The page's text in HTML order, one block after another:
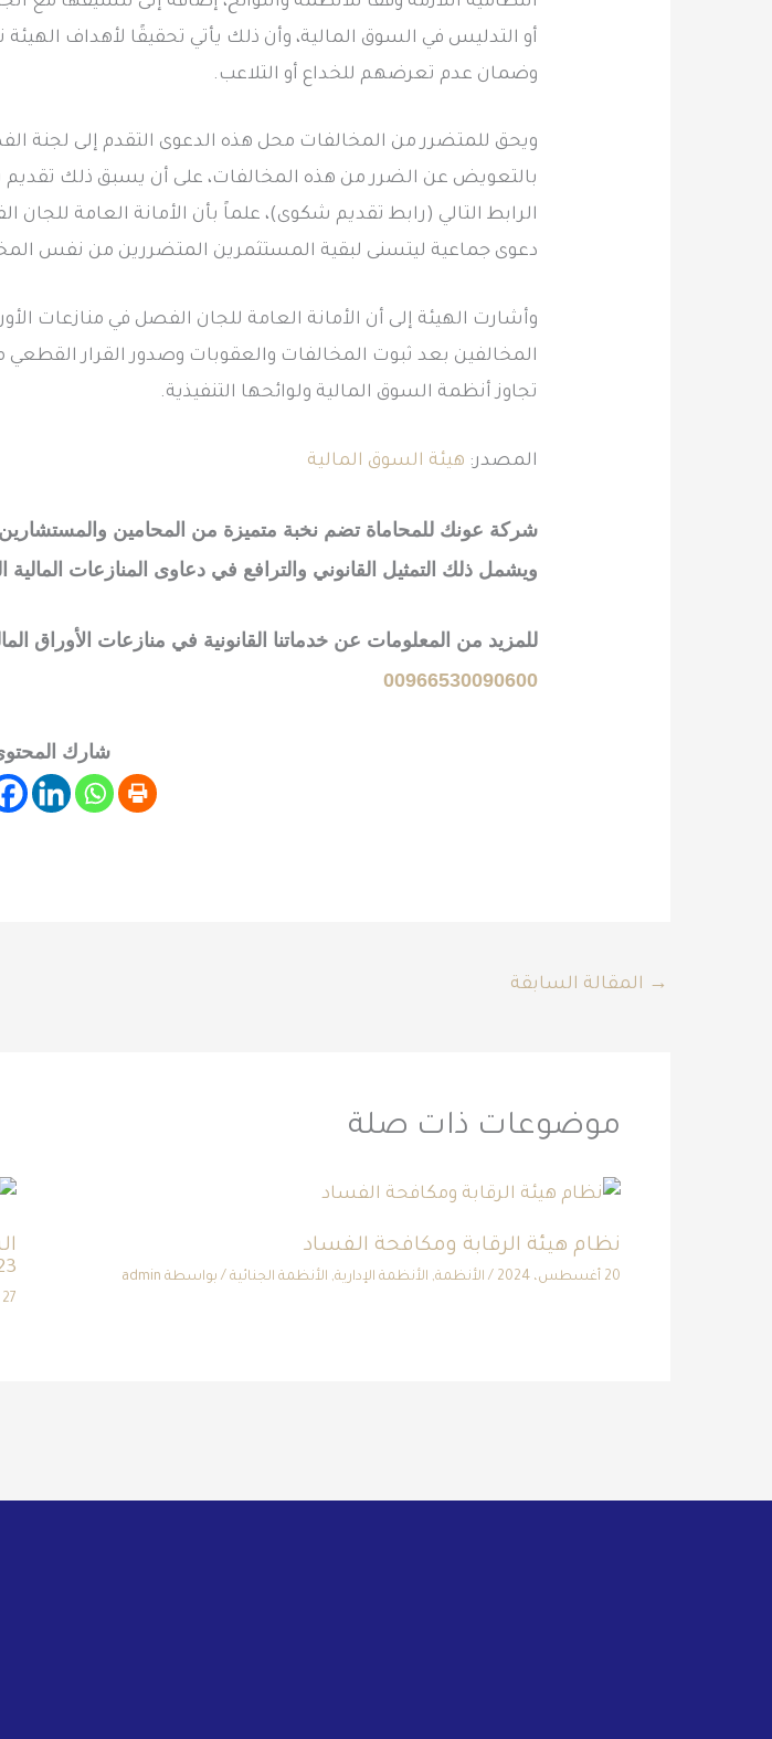
أو التدليس في السوق المالية، وأن ذلك يأتي تحقيقًا لأهداف
وضمان عدم تعرضهم للخداع أو التلاعب.
ويحق للمتضرر من المخالفات محل هذه الدعوى التقدم إلى لجنة
بالتعويض عن الضرر من هذه المخالفات، على أن يسبق ذلك تقديم
الرابط التالي (رابط تقديم شكوى)، علماً بأن الأمانة العامة
دعوى جماعية ليتسنى لبقية المستثمرين المتضررين من نفس
وأشارت الهيئة إلى أن الأمانة العامة للجان الفصل في منازعات
المخالفين بعد ثبوت المخالفات والعقوبات وصدور القرار القطعي
تجاوز أنظمة السوق المالية ولوائحها التنفيذية.
المصدر: هيئة السوق المالية
شركة عونك للمحاماةتضم نخبة متميزة من المحامين
ويشمل ذلك التمثيل القانوني والترافع في دعاوى المنازعات المالية
للمزيد من المعلومات عن خدماتنا القانونية في منازعات الأوراق
00966530090600
شارك
→ المقالة السابقة
موضوعات ذات صلة
نظام هيئة الرقابة ومكافحة الفساد
20 أغسطس، 2024 / الأنظمة, الأنظمة الإدارية, الأنظمة الجنائية / بواسطة admin
27 يونيو، 2024